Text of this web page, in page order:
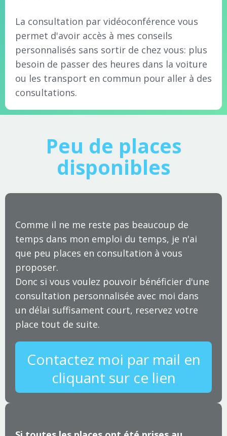
La consultation par vidéoconférence vous
permet d'avoir accès à mes conseils
personnalisés sans sortir de chez vous: plus
besoin de passer des heures dans la voiture
ou les transport en commun pour aller à des
consultations.
Peu de places
disponibles
Comme il ne me reste pas beaucoup de
temps dans mon emploi du temps, je n'ai
que peu places en consultation à vous
proposer.
Donc si vous voulez pouvoir bénéficier d'une
consultation personnalisée avec moi dans
un délai suffisament court, reservez votre
place tout de suite.
Contactez moi par mail en
cliquant sur ce lien